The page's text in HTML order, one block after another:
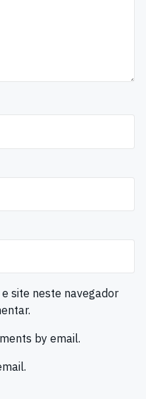
site neste navegador
by email.